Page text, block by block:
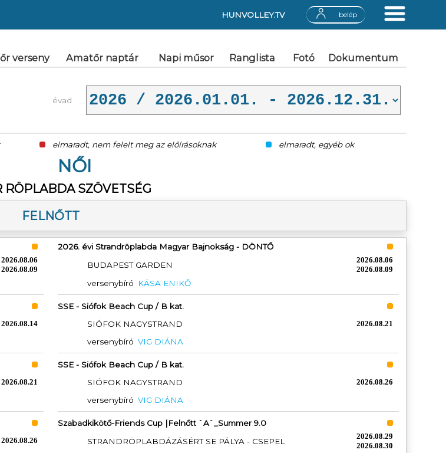
HUNVOLLEY.TV belép
verseny Amatőr naptár Napi műsor Ranglista Fotó Dokumentum
évad
elmaradt, nem felelt meg az előírásoknak elmaradt, egyéb ok
NŐI
RÖPLABDA SZÖVETSÉG
FELNŐTT
2026.08.06
2026.08.09
2026.08.14
2026.08.21
2026.08.26
2026. évi Strandröplabda Magyar Bajnokság - DÖNTŐ
BUDAPEST GARDEN
2026.08.06
2026.08.09
versenybíró KÁSA ENIKŐ
SSE - Siófok Beach Cup / B kat.
SIÓFOK NAGYSTRAND
2026.08.21
versenybíró VIG DIÁNA
SSE - Siófok Beach Cup / B kat.
SIÓFOK NAGYSTRAND
2026.08.26
versenybíró VIG DIÁNA
Szabadkikötő-Friends Cup |Felnőtt `A`_Summer 9.0
STRANDRÖPLABDÁZÁSÉRT SE PÁLYA - CSEPEL
2026.08.29
2026.08.30